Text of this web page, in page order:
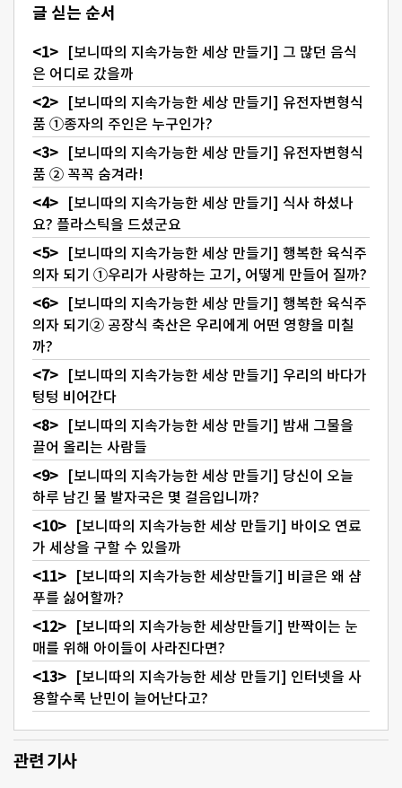
글 싣는 순서
[보니따의 지속가능한 세상 만들기] 그 많던 음식
은 어디로 갔을까
[보니따의 지속가능한 세상 만들기] 유전자변형식
품 ①종자의 주인은 누구인가?
[보니따의 지속가능한 세상 만들기] 유전자변형식
품 ② 꼭꼭 숨겨라!
[보니따의 지속가능한 세상 만들기] 식사 하셨나
요? 플라스틱을 드셨군요
[보니따의 지속가능한 세상 만들기] 행복한 육식주
의자 되기 ①우리가 사랑하는 고기, 어떻게 만들어 질까?
[보니따의 지속가능한 세상 만들기] 행복한 육식주
의자 되기② 공장식 축산은 우리에게 어떤 영향을 미칠
까?
[보니따의 지속가능한 세상 만들기] 우리의 바다가
텅텅 비어간다
[보니따의 지속가능한 세상 만들기] 밤새 그물을
끌어 올리는 사람들
[보니따의 지속가능한 세상 만들기] 당신이 오늘
하루 남긴 물 발자국은 몇 걸음입니까?
[보니따의 지속가능한 세상 만들기] 바이오 연료
가 세상을 구할 수 있을까
[보니따의 지속가능한 세상만들기] 비글은 왜 샴
푸를 싫어할까?
[보니따의 지속가능한 세상만들기] 반짝이는 눈
매를 위해 아이들이 사라진다면?
[보니따의 지속가능한 세상 만들기] 인터넷을 사
용할수록 난민이 늘어난다고?
관련 기사